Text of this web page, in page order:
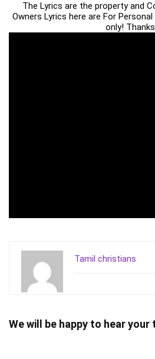
The Lyrics are the property and
Owners Lyrics here are For
only!
Tamil christians
We will be happy to hear